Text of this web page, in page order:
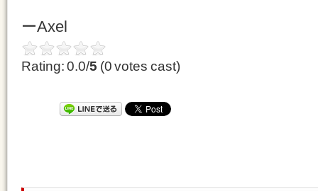
ーAxel
Rating: 0.0/5 (0 votes cast)